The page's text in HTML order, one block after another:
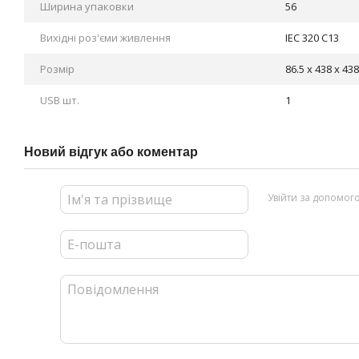
Ширина упаковки 56
Вихідні роз'єми живлення IEC 320 C13
Розмір 86.5 x 438 x
USB шт. 1
Новий відгук або коментар
Увійти за